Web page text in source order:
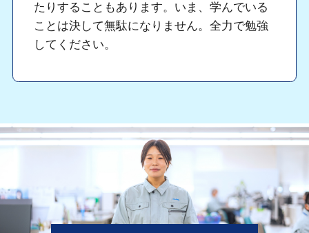
たりすることもあります。いま、学んでいる
ことは決して無駄になりません。全力で勉強
してください。